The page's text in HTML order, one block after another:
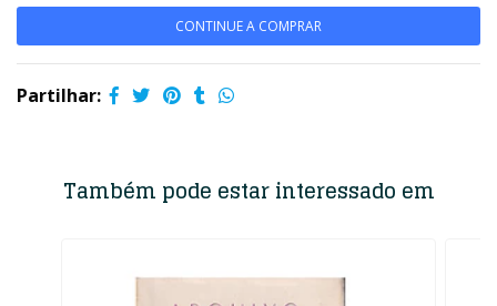
CONTINUE A COMPRAR
Partilhar:
Também pode estar interessado em